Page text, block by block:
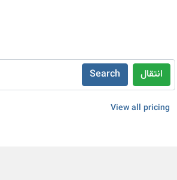
Search انتقال
View all pricing